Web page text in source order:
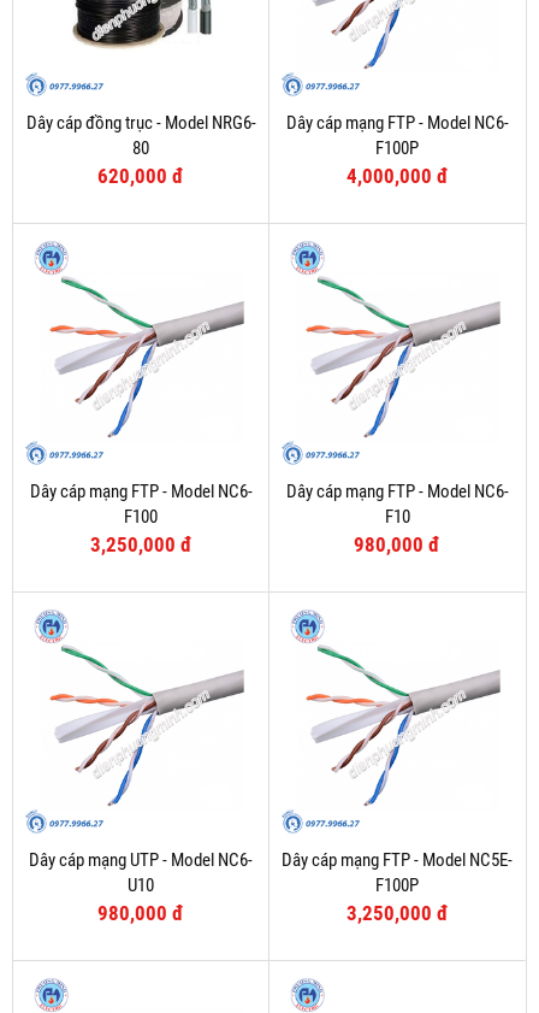
Dây cáp đồng trục - Model NRG6-
80
620,000 đ
Dây cáp mạng FTP - Model NC6-
F100P
4,000,000 đ
Dây cáp mạng FTP - Model NC6-
F100
3,250,000 đ
Dây cáp mạng FTP - Model NC6-
F10
980,000 đ
Dây cáp mạng UTP - Model NC6-
U10
980,000 đ
Dây cáp mạng FTP - Model NC5E-
F100P
3,250,000 đ